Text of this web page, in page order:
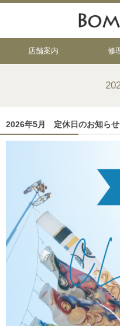
店舗案内 修
2026年5月 定休日のお知らせ